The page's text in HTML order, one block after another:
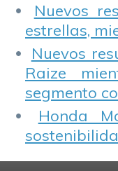
Nuevos
estrellas,
Nuevos
Raize
segmento
Honda